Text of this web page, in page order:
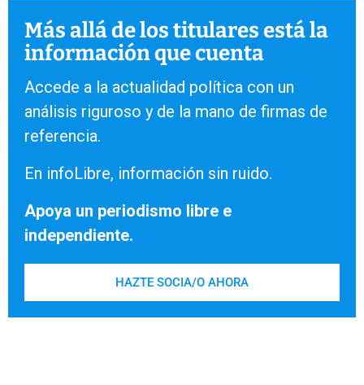
Más allá de los titulares está la
información que cuenta
Accede a la actualidad política con un
análisis riguroso y de la mano de firmas de
referencia.
En infoLibre, información sin ruido.
Apoya un periodismo libre e
independiente.
HAZTE SOCIA/O AHORA